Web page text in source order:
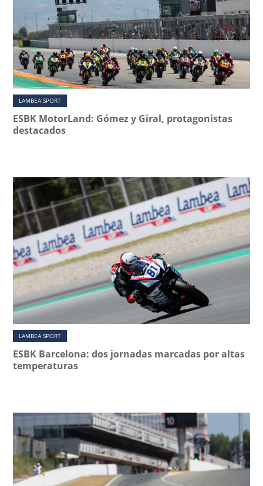
LAMBEA SPORT
ESBK MotorLand: Gómez y Giral, protagonistas
destacados
LAMBEA SPORT
ESBK Barcelona: dos jornadas marcadas por altas
temperaturas